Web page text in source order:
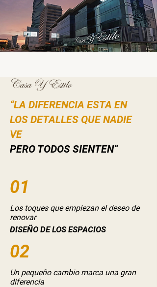
“LA DIFERENCIA ESTA EN
LOS DETALLES QUE NADIE
VE
PERO TODOS SIENTEN”
01
Los toques que empiezan el deseo de
renovar
DISEÑO DE LOS ESPACIOS
02
Un pequeño cambio marca una gran
diferencia